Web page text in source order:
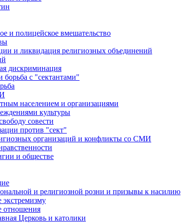
и полицейское вмешательство
и ликвидация религиозных объединений
дискриминация
с "сектантами"
населением и организациями
культуры
совести
против "сект"
организаций и конфликты со СМИ
и обществе
и религиозной розни и призывы к насилию
экстремизму
отношения
Церковь и католики